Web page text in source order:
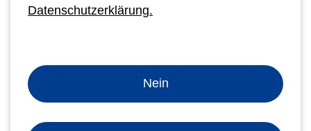
175 x 370 x 207 mm (H x B x T)
Leistungsaufnahme
100 bis 600 W
Gewicht
Datenschutzerklärung.
Nein